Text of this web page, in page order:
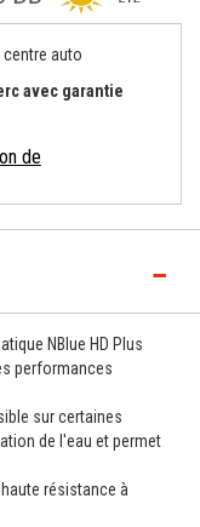
centre auto
avec garantie
de
NBlue HD Plus
performances
sur certaines
de l'eau et permet
résistance à